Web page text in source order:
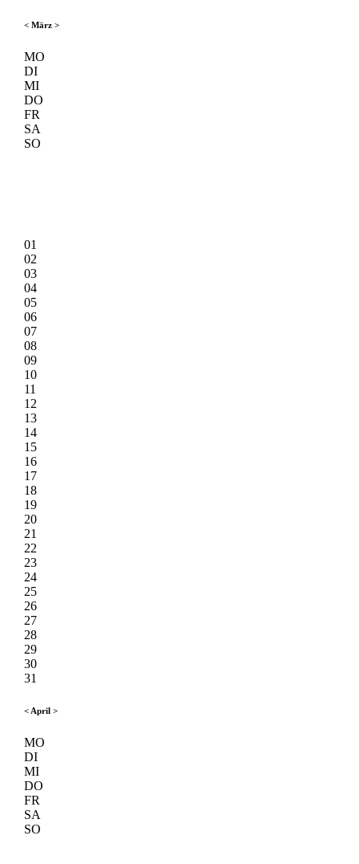
< März >
MO
DI
MI
DO
FR
SA
SO
01
02
03
04
05
06
07
08
09
10
11
12
13
14
15
16
17
18
19
20
21
22
23
24
25
26
27
28
29
30
31
< April >
MO
DI
MI
DO
FR
SA
SO